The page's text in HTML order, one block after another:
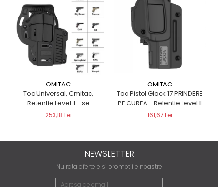
OMITAC
Toc Universal, Omitac,
Retentie Level II - se
potriveste la peste 200
253,18 Lei
OMITAC
Toc Pistol Glock 17 PRINDERE
PE CUREA - Retentie Level II
161,67 Lei
NEWSLETTER
Nu rata ofertele si promotiile noastre